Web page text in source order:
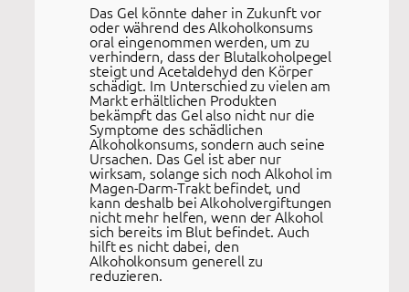
Das Gel könnte daher in Zukunft vor
oder während des Alkoholkonsums
oral eingenommen werden, um zu
verhindern, dass der Blutalkoholpegel
steigt und Acetaldehyd den Körper
schädigt. Im Unterschied zu vielen am
Markt erhältlichen Produkten
bekämpft das Gel also nicht nur die
Symptome des schädlichen
Alkoholkonsums, sondern auch seine
Ursachen. Das Gel ist aber nur
wirksam, solange sich noch Alkohol im
Magen-Darm-Trakt befindet, und
kann deshalb bei Alkoholvergiftungen
nicht mehr helfen, wenn der Alkohol
sich bereits im Blut befindet. Auch
hilft es nicht dabei, den
Alkoholkonsum generell zu
reduzieren.